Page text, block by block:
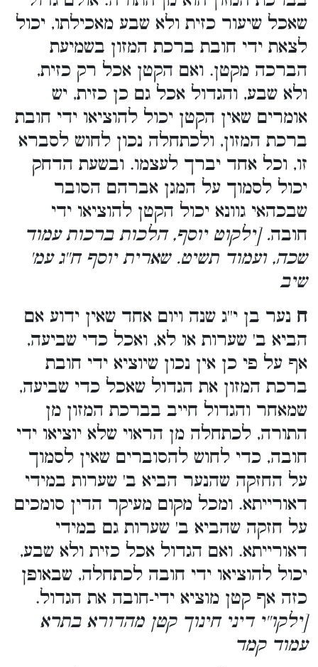
שאכל שיעור כזית ולא שבע מאכילתו, יכול
לצאת ידי חובת ברכת המזון בשמיעת
הברכה מקטן. ואם הקטן אכל רק כזית,
ולא שבע, והגדול אכל גם כן כזית, יש
אומרים שאין הקטן יכול להוציאו ידי חובת
ברכת המזון, ולכתחלה נכון לחוש לסברא
זו, וכל אחד יברך לעצמו. ובשעת הדחק
יכול לסמוך על המגן אברהם הסובר
שבכהאי גוונא יכול הקטן להוציאו ידי
חובה. [ילקוט יוסף, הלכות ברכות עמוד
שכה, ועמוד תשיט. שארית יוסף ח''ג עמ'
שיב
ח נער בן י''ג שנה ויום אחד שאין ידוע אם
הביא ב' שערות או לא, ואכל כדי שביעה,
אף על פי כן אין נכון שיוציא ידי חובת
ברכת המזון את הגדול שאכל כדי שביעה,
שמאחר והגדול חייב בברכת המזון מן
התורה, לכתחלה מן הראוי שלא יוציאו ידי
חובה, כדי לחוש להסוברים שאין לסמוך
על החזקה שהנער הביא ב' שערות במידי
דאורייתא. ומכל מקום מעיקר הדין סומכים
על חזקה שהביא ב' שערות גם במידי
דאורייתא. ואם הגדול אכל כזית ולא שבע,
יכול להוציאו ידי חובה לכתחלה, שבאופן
כזה אף קטן מוציא ידי-חובה את הגדול.
[ילקו''י דיני חינוך קטן מהדורא בתרא
עמוד קמד